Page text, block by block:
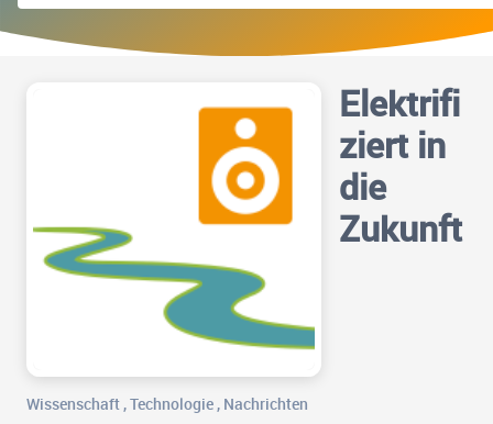
Elektrifi
ziert in
die
Zukunft
Wissenschaft ,Technologie , Nachrichten